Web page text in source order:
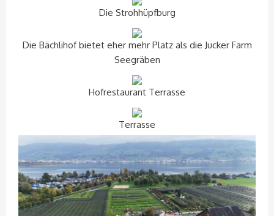
Die Strohhüpfburg
Die Bächlihof bietet eher mehr Platz als die Jucker Farm
Seegräben
Hofrestaurant Terrasse
Terrasse